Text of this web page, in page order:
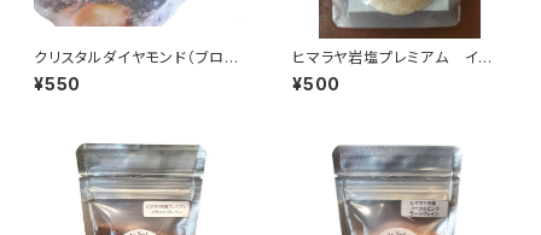
クリスタルダイヤモンド（ブロッ
ク）100g
¥550
ヒマラヤ岩塩プレミアム イエ
ローゴールド〈グレイン〉25g
¥500